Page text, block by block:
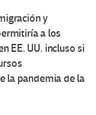
y
a los
EE. UU. incluso si
la pandemia de la